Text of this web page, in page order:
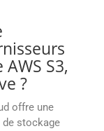
S3,
?
offre une
stockage